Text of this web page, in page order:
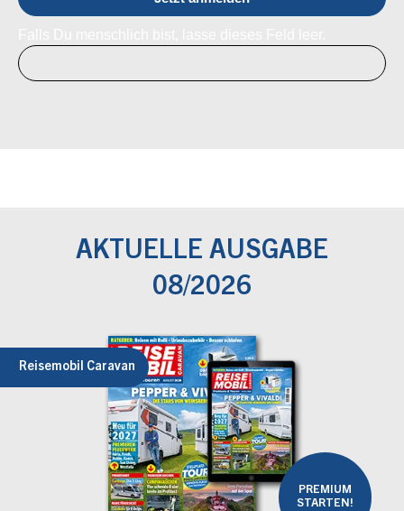
AKTUELLE AUSGABE
08/2026
Reisemobil Caravan
PREMIUM
STARTEN!